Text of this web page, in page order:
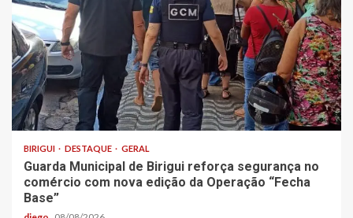
BIRIGUI DESTAQUE GERAL
Guarda Municipal de Birigui reforça segurança no
comércio com nova edição da Operação “Fecha
Base”